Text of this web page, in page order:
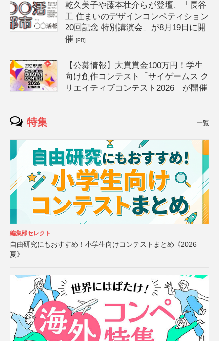
乾久美子や藤本壮介らが登壇、「長谷
工 住まいのデザインコンペティション
20回記念 特別講演会」が8月19日に開
催[PR]
【公募情報】大賞賞金100万円！学生
向け創作コンテスト「サイゲームス ク
リエイティブコンテスト2026」が開催
特集 一覧
編集部セレクト
自由研究にもおすすめ！小学生向けコンテストまとめ《2026
夏》